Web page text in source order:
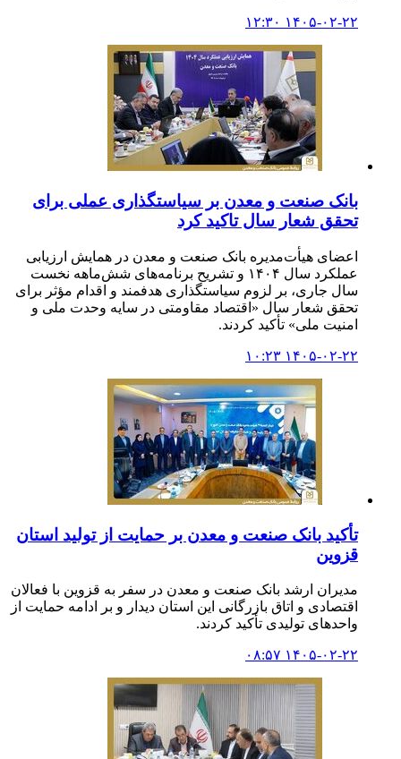
۱۴۰۵-۰۲-۲۲ ۱۲:۳۰
بانک صنعت و معدن بر سیاستگذاری عملی برای
تحقق شعار سال تاکید کرد
اعضای هیأت‌مدیره بانک صنعت و معدن در همایش ارزیابی
عملکرد سال ۱۴۰۴ و تشریح برنامه‌های شش‌ماهه نخست
سال جاری، بر لزوم سیاستگذاری هدفمند و اقدام مؤثر برای
تحقق شعار سال «اقتصاد مقاومتی در سایه وحدت ملی و
امنیت ملی» تأکید کردند.
۱۴۰۵-۰۲-۲۲ ۱۰:۲۳
تأکید بانک صنعت و معدن بر حمایت از تولید استان
قزوین
مدیران ارشد بانک صنعت و معدن در سفر به قزوین با فعالان
اقتصادی و اتاق بازرگانی این استان دیدار و بر ادامه حمایت‌ از
واحدهای تولیدی تأکید کردند.
۱۴۰۵-۰۲-۲۲ ۰۸:۵۷